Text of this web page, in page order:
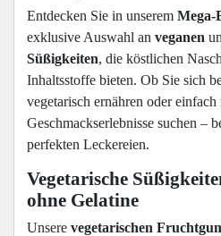
Entdecken Sie in unserem Mega-
exklusive Auswahl an veganen
Süßigkeiten, die köstlichen
Inhaltsstoffe bieten. Ob Sie sich
vegetarisch ernähren oder einfach
Geschmackserlebnisse suchen –
perfekten Leckereien.
Vegetarische
ohne Gelatine
Unsere vegetarischen